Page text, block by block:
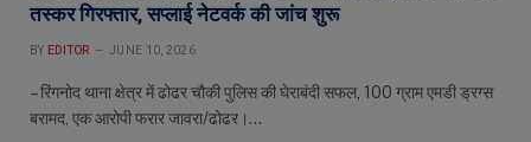
तस्कर गिरफ्तार, सप्लाई नेटवर्क की जांच शुरू
BY EDITOR JUNE 10, 2026
– रिंगनोद थाना क्षेत्र में ढोढर चौकी पुलिस की घेराबंदी सफल, 100 ग्राम एमडी ड्रग्स
बरामद, एक आरोपी फरार जावरा/ढोढर।…